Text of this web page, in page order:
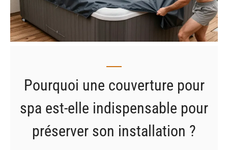
Pourquoi une couverture pour
spa est-elle indispensable pour
préserver son installation ?